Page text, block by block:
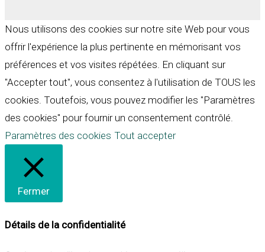
Nous utilisons des cookies sur notre site Web pour vous
offrir l'expérience la plus pertinente en mémorisant vos
préférences et vos visites répétées. En cliquant sur
"Accepter tout", vous consentez à l'utilisation de TOUS les
cookies. Toutefois, vous pouvez modifier les "Paramètres
des cookies" pour fournir un consentement contrôlé.
Paramètres des cookies Tout accepter
Fermer
Détails de la confidentialité